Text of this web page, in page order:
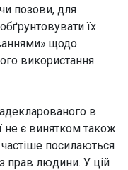
позови, для
їх
щодо
використання
в
не є винятком також
посилаються
прав людини. У цій